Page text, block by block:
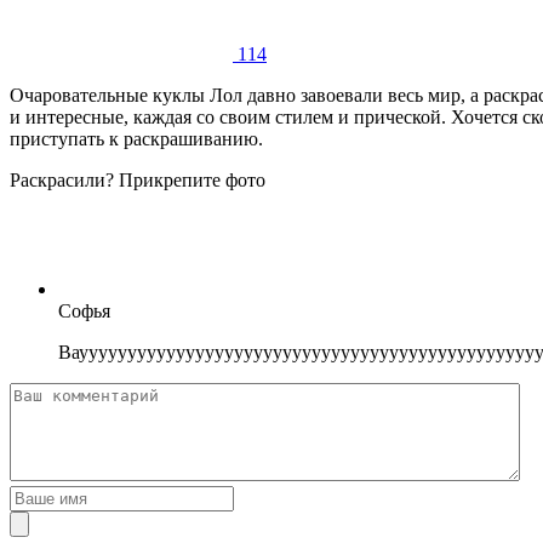
114
Очаровательные куклы Лол давно завоевали весь мир, а
и интересные, каждая со своим стилем и прической. Хочется
приступать к раскрашиванию.
Раскрасили? Прикрепите фото
Софья